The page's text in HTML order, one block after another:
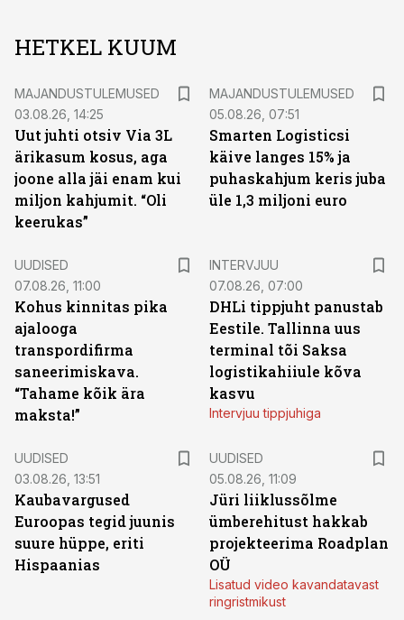
HETKEL KUUM
MAJANDUSTULEMUSED
03.08.26, 14:25
Uut juhti otsiv Via 3L
ärikasum kosus, aga
joone alla jäi enam kui
miljon kahjumit. “Oli
keerukas”
MAJANDUSTULEMUSED
05.08.26, 07:51
Smarten Logisticsi
käive langes 15% ja
puhaskahjum keris juba
üle 1,3 miljoni euro
UUDISED
07.08.26, 11:00
Kohus kinnitas pika
ajalooga
transpordifirma
saneerimiskava.
“Tahame kõik ära
maksta!”
INTERVJUU
07.08.26, 07:00
DHLi tippjuht panustab
Eestile. Tallinna uus
terminal tõi Saksa
logistikahiiule kõva
kasvu
Intervjuu tippjuhiga
UUDISED
03.08.26, 13:51
Kaubavargused
Euroopas tegid juunis
suure hüppe, eriti
Hispaanias
UUDISED
05.08.26, 11:09
Jüri liiklussõlme
ümberehitust hakkab
projekteerima Roadplan
OÜ
Lisatud video kavandatavast
ringristmikust